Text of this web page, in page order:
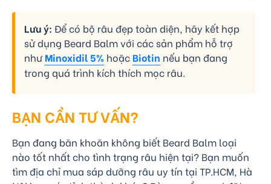
Lưu ý: Để có bộ râu đẹp toàn diện, hãy kết hợp
sử dụng Beard Balm với các sản phẩm hỗ trợ
nhưMinoxidil 5% hoặcBiotin nếu bạn đang
trong quá trình kích thích mọc râu.
BẠN CẦN TƯ VẤN?
Bạn đang băn khoăn không biết Beard Balm loại
nào tốt nhất cho tình trạng râu hiện tại? Bạn muốn
tìm địa chỉ mua sáp dưỡng râu uy tín tại TP.HCM, Hà